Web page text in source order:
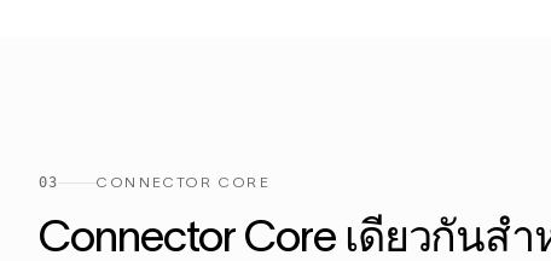
03 CONNECTOR CORE
Connector Core เดียวกันส